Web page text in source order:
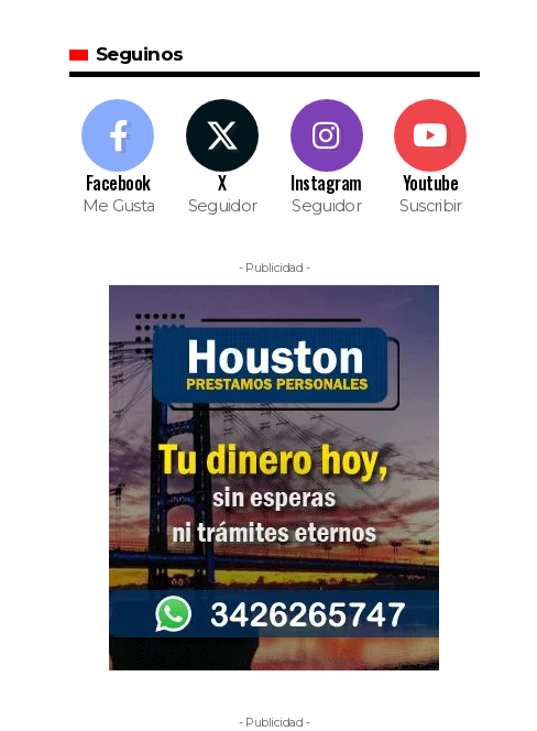
Seguinos
Facebook
Me Gusta
X
Seguidor
Instagram
Seguidor
Youtube
Suscribir
- Publicidad -
- Publicidad -